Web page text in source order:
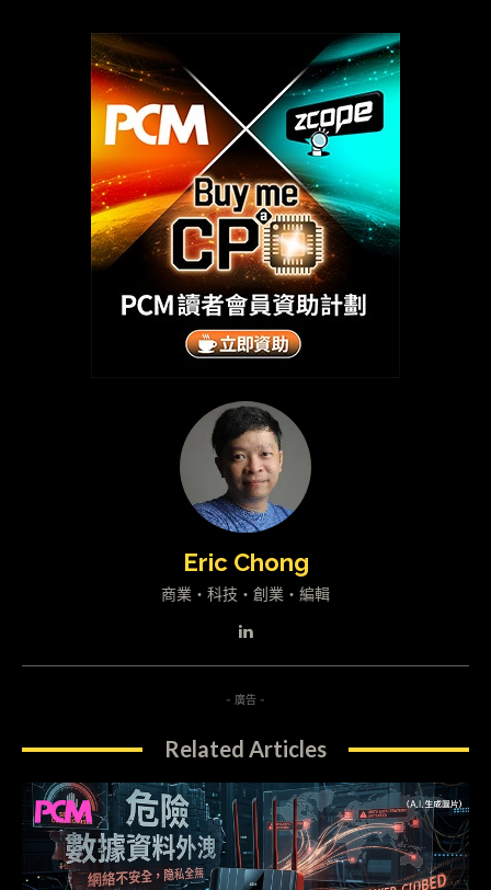
Eric Chong
商業・科技・創業・編輯
- 廣告 -
Related Articles